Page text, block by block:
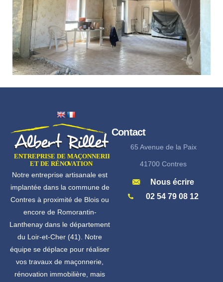
Notre entreprise artisanale est
implantée dans la commune de
Contres à proximité de Blois ou
encore de Romorantin-
Lanthenay dans le département
du Loir-et-Cher (41). Notre
équipe se déplace pour réaliser
vos travaux de maçonnerie,
rénovation immobilière, mais
Contact
65 Avenue de la Paix
41700 Contres
Nous écrire
02 54 79 08 12